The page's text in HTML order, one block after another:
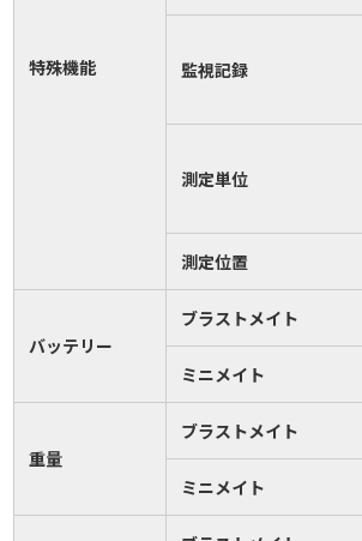
特殊機能 監視記録
測定単位
測定位置
バッテリー
ブラストメイト
ミニメイト
重量
ブラストメイト
ミニメイト